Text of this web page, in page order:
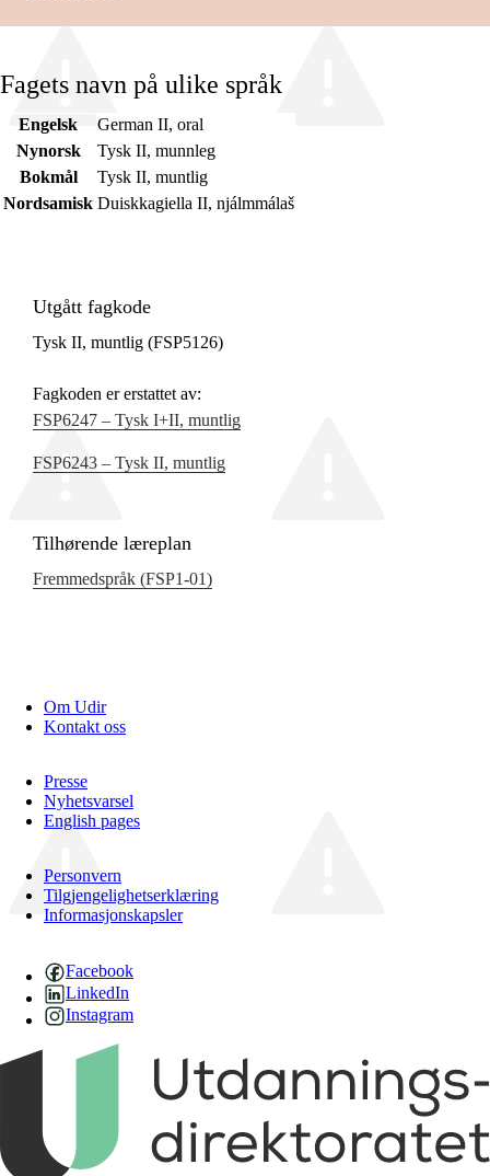
Fagets navn på ulike språk
Engelsk
German II, oral
Nynorsk
Tysk II, munnleg
Bokmål
Tysk II, muntlig
Nordsamisk Duiskkagiella II, njálmmálaš
Utgått fagkode
Tysk II, muntlig (FSP5126)
Fagkoden er erstattet av:
FSP6247 – Tysk I+II, muntlig
FSP6243 – Tysk II, muntlig
Tilhørende læreplan
Fremmedspråk (FSP1‑01)
Om Udir
Kontakt oss
Presse
Nyhetsvarsel
English pages
Personvern
Tilgjengelighetserklæring
Informasjonskapsler
Facebook
LinkedIn
Instagram